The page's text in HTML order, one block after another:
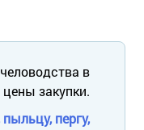
в
закупки.
пергу,